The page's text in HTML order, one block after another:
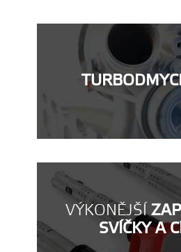
VÝKONĚJŠÍ
SVÍČKY A